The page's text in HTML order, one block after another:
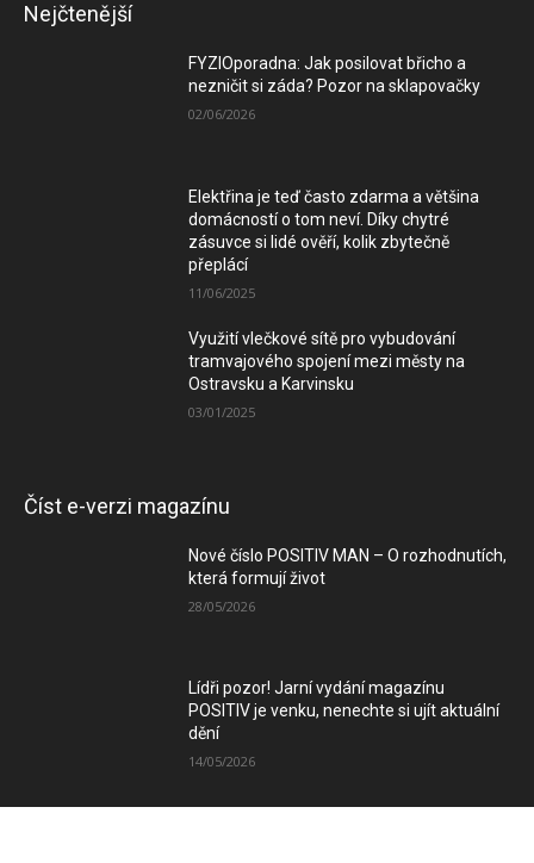
Nejčtenější
FYZIOporadna: Jak posilovat břicho a
nezničit si záda? Pozor na sklapovačky
02/06/2026
Elektřina je teď často zdarma a většina
domácností o tom neví. Díky chytré
zásuvce si lidé ověří, kolik zbytečně
přeplácí
11/06/2025
Využití vlečkové sítě pro vybudování
tramvajového spojení mezi městy na
Ostravsku a Karvinsku
03/01/2025
Číst e-verzi magazínu
Nové číslo POSITIV MAN – O rozhodnutích,
která formují život
28/05/2026
Lídři pozor! Jarní vydání magazínu
POSITIV je venku, nenechte si ujít aktuální
dění
14/05/2026